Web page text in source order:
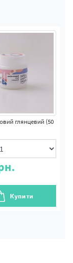
глянцевий (50
Купити